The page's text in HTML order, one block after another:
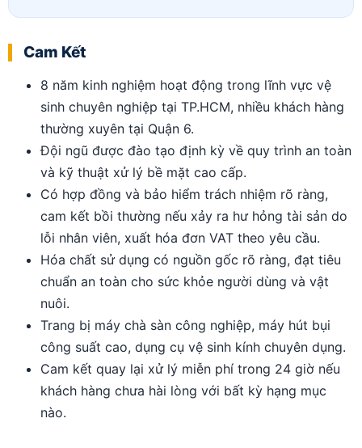
Cam Kết
8 năm kinh nghiệm hoạt động trong lĩnh vực vệ
sinh chuyên nghiệp tại TP.HCM, nhiều khách hàng
thường xuyên tại Quận 6.
Đội ngũ được đào tạo định kỳ về quy trình an toàn
và kỹ thuật xử lý bề mặt cao cấp.
Có hợp đồng và bảo hiểm trách nhiệm rõ ràng,
cam kết bồi thường nếu xảy ra hư hỏng tài sản do
lỗi nhân viên, xuất hóa đơn VAT theo yêu cầu.
Hóa chất sử dụng có nguồn gốc rõ ràng, đạt tiêu
chuẩn an toàn cho sức khỏe người dùng và vật
nuôi.
Trang bị máy chà sàn công nghiệp, máy hút bụi
công suất cao, dụng cụ vệ sinh kính chuyên dụng.
Cam kết quay lại xử lý miễn phí trong 24 giờ nếu
khách hàng chưa hài lòng với bất kỳ hạng mục
nào.